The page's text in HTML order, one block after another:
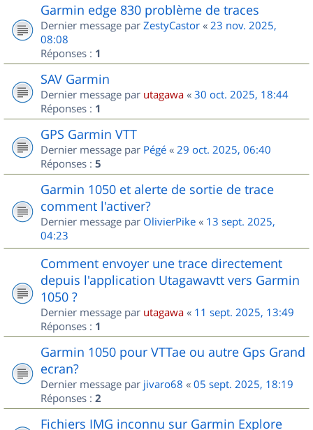
Garmin edge 830 problème de traces
Dernier message par ZestyCastor « 23 nov. 2025,
08:08
Réponses : 1
SAV Garmin
Dernier message par utagawa « 30 oct. 2025, 18:44
Réponses : 1
GPS Garmin VTT
Dernier message par Pégé « 29 oct. 2025, 06:40
Réponses : 5
Garmin 1050 et alerte de sortie de trace
comment l'activer?
Dernier message par OlivierPike « 13 sept. 2025,
04:23
Comment envoyer une trace directement
depuis l'application Utagawavtt vers Garmin
1050 ?
Dernier message par utagawa « 11 sept. 2025, 13:49
Réponses : 1
Garmin 1050 pour VTTae ou autre Gps Grand
ecran?
Dernier message par jivaro68 « 05 sept. 2025, 18:19
Réponses : 2
Fichiers IMG inconnu sur Garmin Explore